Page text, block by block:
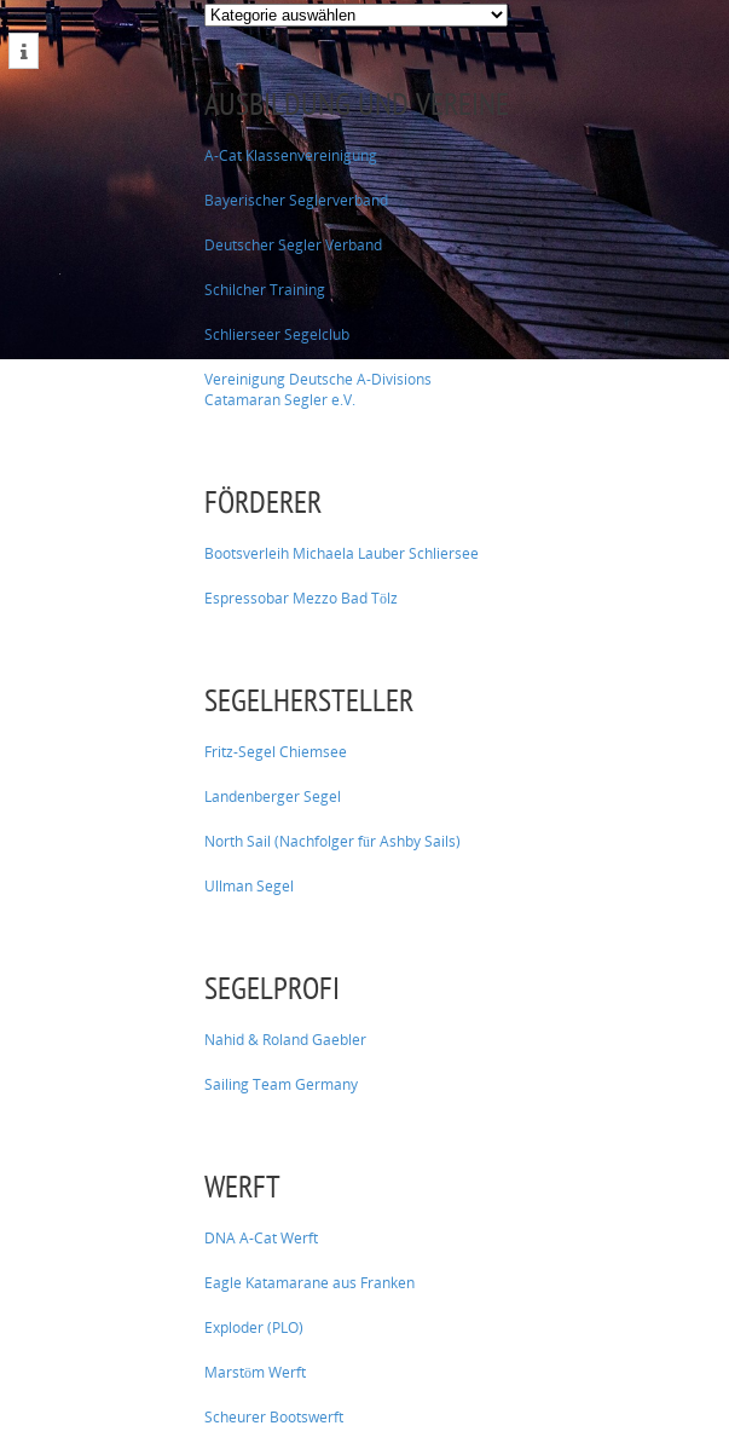
Kategorien
AUSBILDUNG UND VEREINE
A-Cat Klassenvereinigung
Bayerischer Seglerverband
Deutscher Segler Verband
Schilcher Training
Schlierseer Segelclub
Vereinigung Deutsche A-Divisions
Catamaran Segler e.V.
FÖRDERER
Bootsverleih Michaela Lauber Schliersee
Espressobar Mezzo Bad Tölz
SEGELHERSTELLER
Fritz-Segel Chiemsee
Landenberger Segel
North Sail (Nachfolger für Ashby Sails)
Ullman Segel
SEGELPROFI
Nahid & Roland Gaebler
Sailing Team Germany
WERFT
DNA A-Cat Werft
Eagle Katamarane aus Franken
Exploder (PLO)
Marstöm Werft
Scheurer Bootswerft